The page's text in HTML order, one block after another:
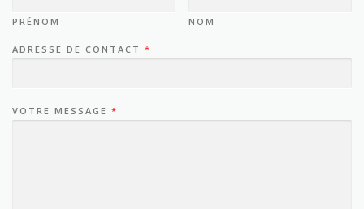
PRÉNOM NOM
ADRESSE DE CONTACT *
VOTRE MESSAGE *